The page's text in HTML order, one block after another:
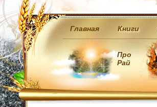
Главная Книги
Про
Рай